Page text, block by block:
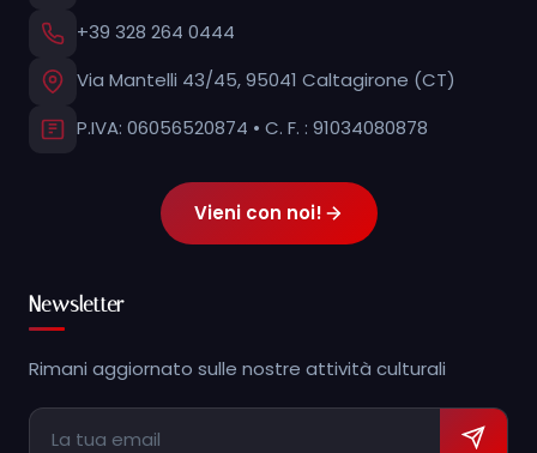
+39 328 264 0444
Via Mantelli 43/45, 95041 Caltagirone (CT)
P.IVA: 06056520874 • C. F. : 91034080878
Vieni con noi!
Newsletter
Rimani aggiornato sulle nostre attività culturali